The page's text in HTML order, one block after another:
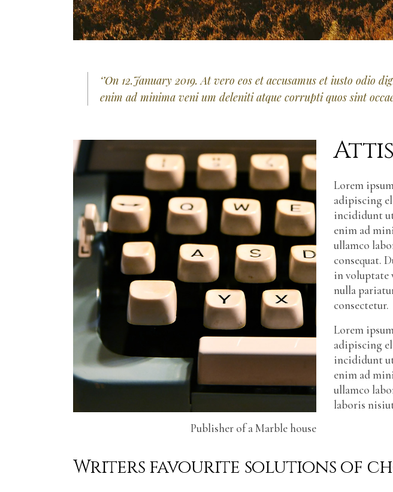
‘’On 12.January 2019. At vero eos et accusamus et iusto odio
enim ad minima veni um deleniti atque corrupti quos sint
Lorem
adipiscing
incididunt
enim ad
ullamco
consequat.
in voluptate
nulla
consectetur.
Lorem
adipiscing
incididunt
enim ad
ullamco
laboris
Publisher of a Marble house
Writers favourite solutions of